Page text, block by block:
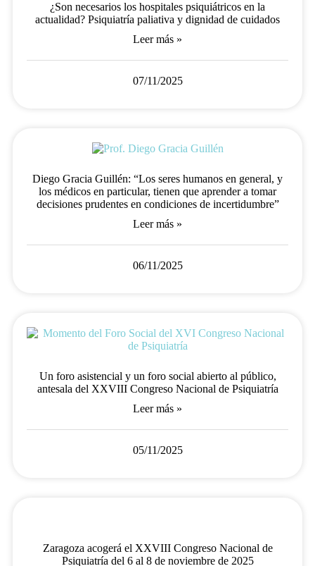
¿Son necesarios los hospitales psiquiátricos en la
actualidad? Psiquiatría paliativa y dignidad de cuidados
Leer más »
07/11/2025
Diego Gracia Guillén: “Los seres humanos en general, y
los médicos en particular, tienen que aprender a tomar
decisiones prudentes en condiciones de incertidumbre”
Leer más »
06/11/2025
Un foro asistencial y un foro social abierto al público,
antesala del XXVIII Congreso Nacional de Psiquiatría
Leer más »
05/11/2025
Zaragoza acogerá el XXVIII Congreso Nacional de
Psiquiatría del 6 al 8 de noviembre de 2025